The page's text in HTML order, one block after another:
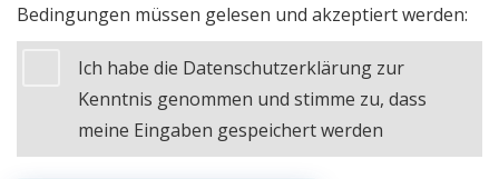
Bedingungen müssen gelesen und akzeptiert werden:
Ich habe die Datenschutzerklärung zur
Kenntnis genommen und stimme zu, dass
meine Eingaben gespeichert werden